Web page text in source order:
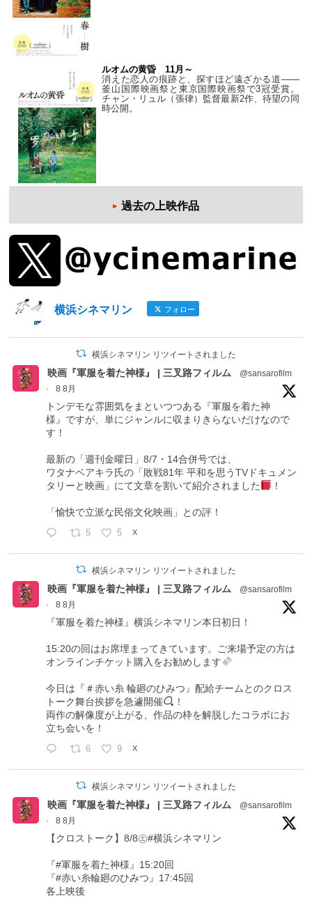
ルオムの黄昏 11月～
消えた恋人の痕跡と、探すほど遠ざかる道——
釜山国際映画祭と東京国際映画祭で3冠受賞。
チャン・リュル（張律）監督最新2作、待望の同
時公開。
過去の上映作品
横浜シネマリン フォロー
横浜シネマリン リツイートされました
映画『軍服を着た神様』 | 三叉路フィルム
@sansarofilm
·
8 8月
トンデモな雰囲気をまといつつある『軍服を着た神
様』ですが、単にジャンルに収まりきらないだけなので
す！
最新の「週刊金曜日」8/7・14合併号では、
ワタナベアキラ氏の「敗戦81年 平和を思うTVドキュメン
タリーと映画」にて文章を割いて紹介されました
！
「愉快で立派な民俗文化映画」との評！
5 5 X
横浜シネマリン リツイートされました
映画『軍服を着た神様』 | 三叉路フィルム
@sansarofilm
·
8 8月
『軍服を着た神様』横浜シネマリン本日初日！
15:20の回はお席埋まってきています。ご来場予定の方は
オンラインチケット購入をお勧めします
今日は『＃赤い糸 輪廻のひみつ』配給チームとのクロス
トーク舞台挨拶を急遽開催
！
両作の解像度が上がる、作品の枠を解脱したコラボにお
立ち会いを！
6 9 X
横浜シネマリン リツイートされました
映画『軍服を着た神様』 | 三叉路フィルム
@sansarofilm
·
8 8月
【クロストーク】8/8㊏#横浜シネマリン
『#軍服を着た神様』15:20回
『#赤い糸輪廻のひみつ』17:45回
各上映後